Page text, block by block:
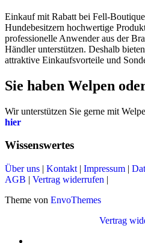
Einkauf mit Rabatt bei Fell-
Hundebesitzern hochwertige
professionelle Anwender aus der
Händler unterstützen. Deshalb
attraktive Einkaufsvorteile und
Sie haben Welpen
Wir unterstützen Sie gerne mit
hier
Wissenswertes
Über uns | Kontakt | Impressum |
AGB | Vertrag widerrufen |
Theme von EnvoThemes
Vertrag